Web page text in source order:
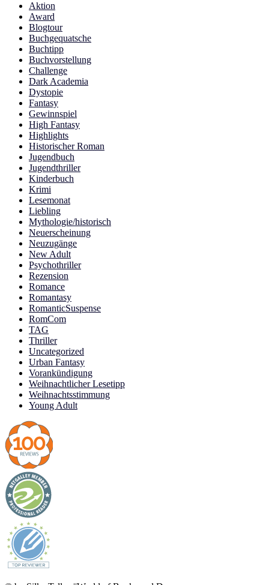
Aktion
Award
Blogtour
Buchgequatsche
Buchtipp
Buchvorstellung
Challenge
Dark Academia
Dystopie
Fantasy
Gewinnspiel
High Fantasy
Highlights
Historischer Roman
Jugendbuch
Jugendthriller
Kinderbuch
Krimi
Lesemonat
Liebling
Mythologie/historisch
Neuerscheinung
Neuzugänge
New Adult
Psychothriller
Rezension
Romance
Romantasy
RomanticSuspense
RomCom
TAG
Thriller
Uncategorized
Urban Fantasy
Vorankündigung
Weihnachtlicher Lesetipp
Weihnachtsstimmung
Young Adult